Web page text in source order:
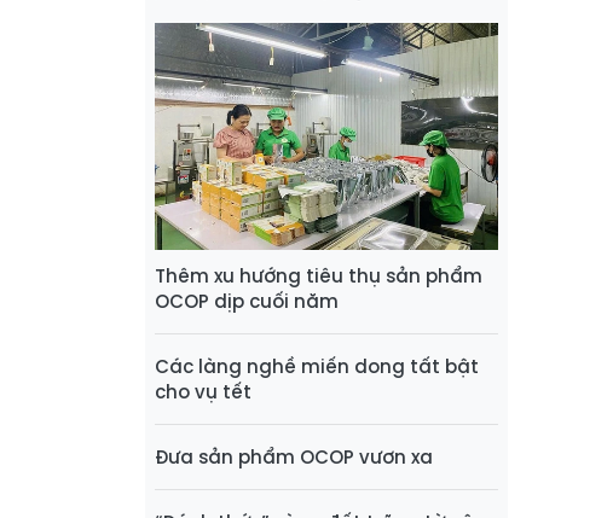
Thêm xu hướng tiêu thụ sản phẩm
OCOP dịp cuối năm
Các làng nghề miến dong tất bật
cho vụ tết
Đưa sản phẩm OCOP vươn xa